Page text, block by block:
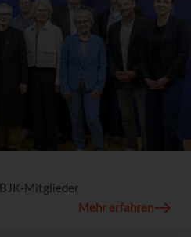
Mitglieder
Mehr erfahren